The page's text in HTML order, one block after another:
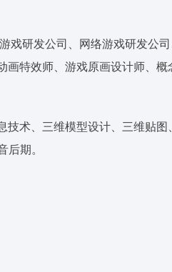
戏研发公司、网络游戏研发公
画特效师、游戏原画设计师、
技术、三维模型设计、三维贴
后期。